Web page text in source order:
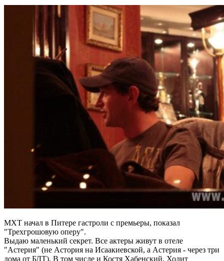
МХТ начал в Питере гастроли с премьеры, показал
"Трехгрошовую оперу".
Выдаю маленький секрет. Все актеры живут в отеле
"Астерия" (не Астория на Исаакиевской, а Астерия - через три
дома от БДТ). В том числе и Костя Хабенский. Ходит